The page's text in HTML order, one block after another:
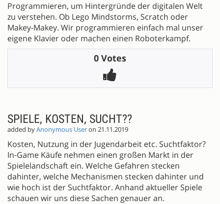
Programmieren, um Hintergründe der digitalen Welt
zu verstehen. Ob Lego Mindstorms, Scratch oder
Makey-Makey. Wir programmieren einfach mal unser
eigene Klavier oder machen einen Roboterkampf.
0 Votes
SPIELE, KOSTEN, SUCHT??
added byAnonymous Useron 21.11.2019
Kosten, Nutzung in der Jugendarbeit etc. Suchtfaktor?
In-Game Käufe nehmen einen großen Markt in der
Spielelandschaft ein. Welche Gefahren stecken
dahinter, welche Mechanismen stecken dahinter und
wie hoch ist der Suchtfaktor. Anhand aktueller Spiele
schauen wir uns diese Sachen genauer an.